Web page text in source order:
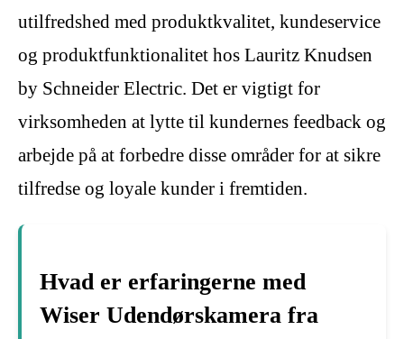
utilfredshed med produktkvalitet, kundeservice
og produktfunktionalitet hos Lauritz Knudsen
by Schneider Electric. Det er vigtigt for
virksomheden at lytte til kundernes feedback og
arbejde på at forbedre disse områder for at sikre
tilfredse og loyale kunder i fremtiden.
Hvad er erfaringerne med
Wiser Udendørskamera fra